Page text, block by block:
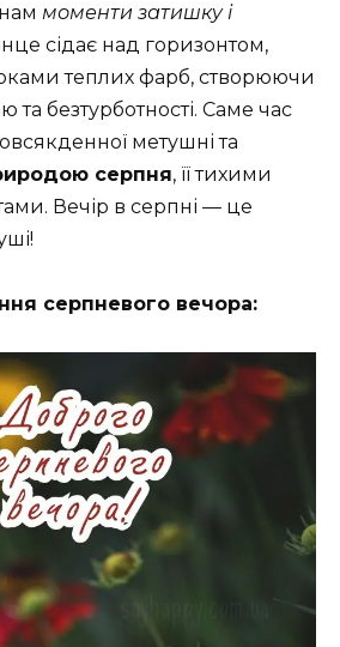
моменти затишку і
сідає над горизонтом,
теплих фарб, створюючи
та безтурботності. Саме час
метушні та
серпня, її тихими
Вечір в серпні — це
серпневого вечора: